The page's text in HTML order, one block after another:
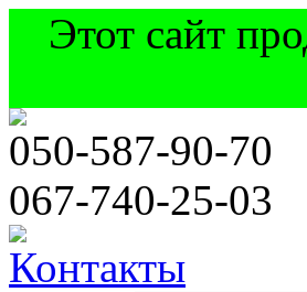
Этот сайт
050-587-90-70
067-740-25-03
Контакты